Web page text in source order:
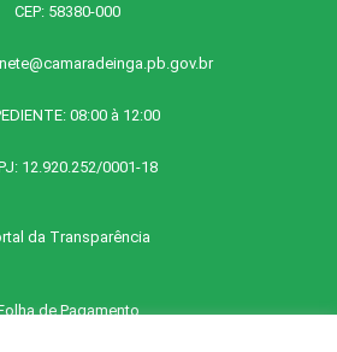
CEP: 58380-000
08:00 à 12:00
12.920.252/0001-18
da Transparência
de Pagamento